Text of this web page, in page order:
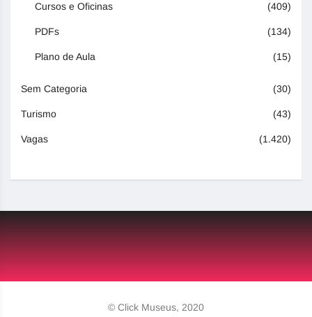
Cursos e Oficinas (409)
PDFs (134)
Plano de Aula (15)
Sem Categoria (30)
Turismo (43)
Vagas (1.420)
© Click Museus, 2020